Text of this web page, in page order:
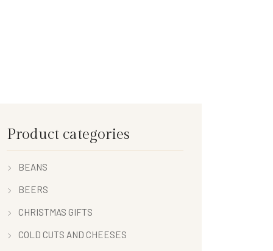
Product categories
BEANS
BEERS
CHRISTMAS GIFTS
COLD CUTS AND CHEESES